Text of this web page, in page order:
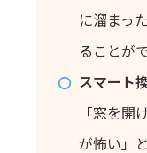
に溜まっ
ることが
スマート
「窓を開
が怖い」